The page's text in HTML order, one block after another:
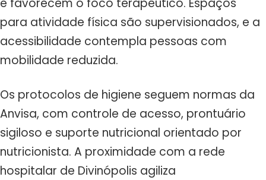
para atividade física são supervisionados, e a
acessibilidade contempla pessoas com
mobilidade reduzida.
Os protocolos de higiene seguem normas da
Anvisa, com controle de acesso, prontuário
sigiloso e suporte nutricional orientado por
nutricionista. A proximidade com a rede
hospitalar de Divinópolis agiliza